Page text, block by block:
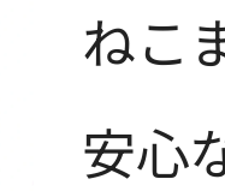
ねこ
安心